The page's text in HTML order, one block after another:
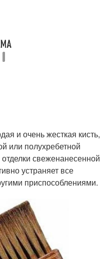
и очень жесткая кисть,
или полухребетной
свеженанесенной
устраняет все
приспособлениями.